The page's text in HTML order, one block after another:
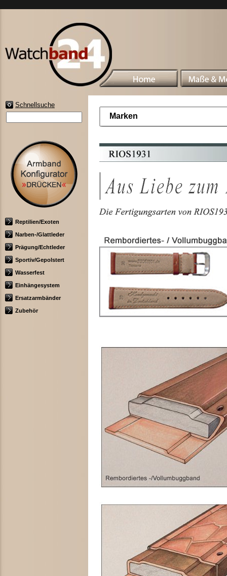
Schnellsuche
Reptilien/Exoten
Narben-/Glattleder
Prägung/Echtleder
Sportiv/Gepolstert
Wasserfest
Einhängesystem
Ersatzarmbänder
Zubehör
Marken